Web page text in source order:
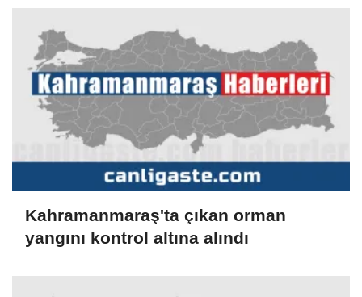
Kahramanmaraş'ta çıkan orman
yangını kontrol altına alındı